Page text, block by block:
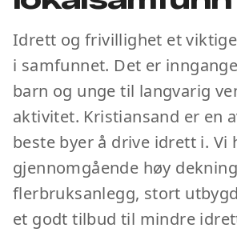
Idrett og frivillighet et
i samfunnet. Det er
barn og unge til langvarig
aktivitet. Kristiansand er en
beste byer å drive idrett i. Vi
gjennomgående høy
flerbruksanlegg, stort
et godt tilbud til mindre